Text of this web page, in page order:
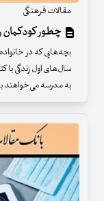
مقالات فرهنگی
چطور کودکمان
بچه‌هایی که در
سال‌های اول زندگی با
به مدرسه می‌خواهند